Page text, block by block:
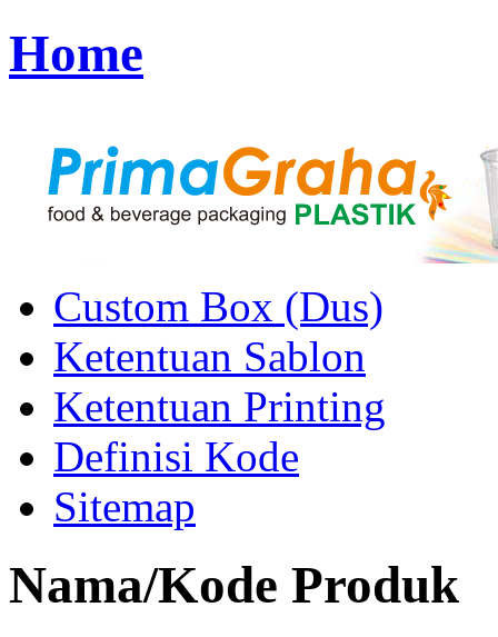
Home
Custom Box (Dus)
Ketentuan Sablon
Ketentuan Printing
Definisi Kode
Sitemap
Nama/Kode Produk